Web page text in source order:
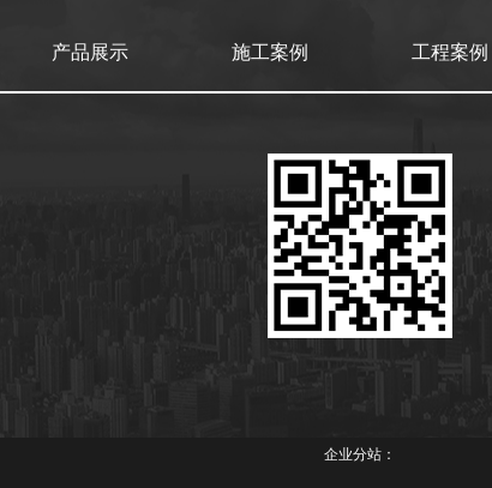
产品展示 施工案例 工程案例
企业分站：